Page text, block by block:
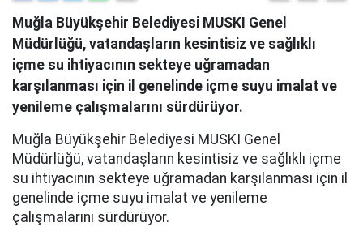
Muğla Büyükşehir Belediyesi MUSKI Genel
Müdürlüğü, vatandaşların kesintisiz ve sağlıklı
içme su ihtiyacının sekteye uğramadan
karşılanması için il genelinde içme suyu imalat ve
yenileme çalışmalarını sürdürüyor.
Muğla Büyükşehir Belediyesi MUSKI Genel
Müdürlüğü, vatandaşların kesintisiz ve sağlıklı içme
su ihtiyacının sekteye uğramadan karşılanması için il
genelinde içme suyu imalat ve yenileme
çalışmalarını sürdürüyor.